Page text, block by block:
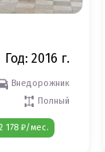
Год: 2016 г.
Внедорожник
Полный
178 ₽/мес.